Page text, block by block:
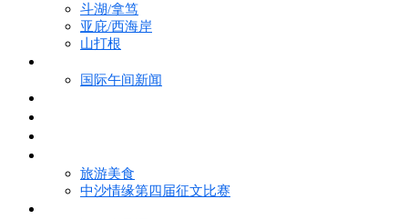
斗湖/拿笃
亚庇/西海岸
山打根
国际午间新闻
旅游美食
中沙情缘第四届征文比赛